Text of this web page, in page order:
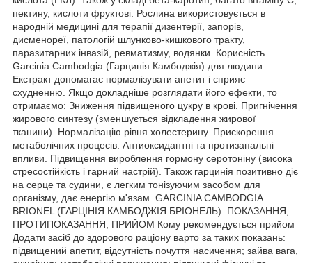
пектину, кислоти фруктові. Рослина використовується в
народній медицині для терапії дизентерії, запорів,
дисменореї, патологій шлунково-кишкового тракту,
паразитарних інвазій, ревматизму, водянки. Корисність
Garcinia Cambodgia (Гарцинія Камбоджія) для людини
Екстракт допомагає нормалізувати апетит і сприяє
схудненню. Якщо докладніше розглядати його ефекти, то
отримаємо: Зниження підвищеного цукру в крові. Пригнічення
жирового синтезу (зменшується відкладення жирової
тканини). Нормалізацію рівня холестерину. Прискорення
метаболічних процесів. Антиоксидантні та протизапальні
впливи. Підвищення вироблення гормону серотоніну (висока
стресостійкість і гарний настрій). Також гарцинія позитивно діє
на серце та судини, є легким тонізуючим засобом для
організму, дає енергію м'язам. GARCINIA CAMBODGIA
BRIONEL (ГАРЦІНІЯ КАМБОДЖІЯ БРІОНЕЛЬ): ПОКАЗАННЯ,
ПРОТИПОКАЗАННЯ, ПРИЙОМ Кому рекомендується прийом
Додати засіб до здорового раціону варто за таких показань:
підвищений апетит, відсутність почуття насичення; зайва вага,